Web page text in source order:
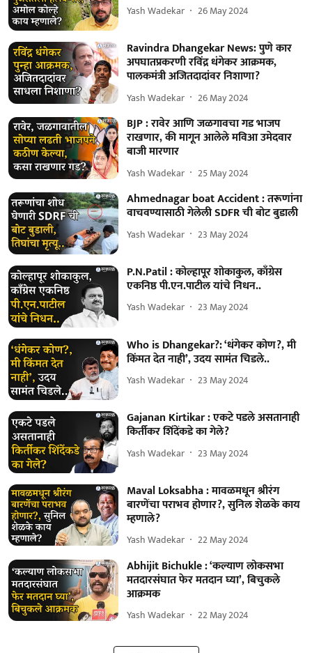
Yash Wadekar 26 May 2024
Ravindra Dhangekar News: पुणे कार
अपघातप्रकरणी रविंद्र धंगेकर आक्रमक,
पालकमंत्री अजितदादांवर निशाणा?
Yash Wadekar 26 May 2024
BJP : रावेर आणि जळगावचा गड भाजप
राखणार, की मागून आलेले मविआ उमेदवार
बाजी मारणार
Yash Wadekar 25 May 2024
Ahmednagar boat Accident : तरूणांना
वाचवण्यासाठी गेलेली SDFR ची बोट बुडाली
Yash Wadekar 23 May 2024
P.N.Patil : कोल्हापूर शोकाकुल, काँग्रेस
एकनिष्ठ पी.एन.पाटील यांचे निधन..
Yash Wadekar 23 May 2024
Who is Dhangekar?: ‘धंगेकर कोण?, मी
किंमत देत नाही’, उदय सामंत चिडले..
Yash Wadekar 23 May 2024
Gajanan Kirtikar : एकटे पडले असतानाही
किर्तीकर शिंदेंकडे का गेले?
Yash Wadekar 23 May 2024
Maval Loksabha : मावळमधून श्रीरंग
बारणेंचा पराभव होणार?, सुनिल शेळके काय
म्हणाले?
Yash Wadekar 22 May 2024
Abhijit Bichukle : ‘कल्याण लोकसभा
मतदारसंघात फेर मतदान घ्या’, बिचुकले
आक्रमक
Yash Wadekar 22 May 2024